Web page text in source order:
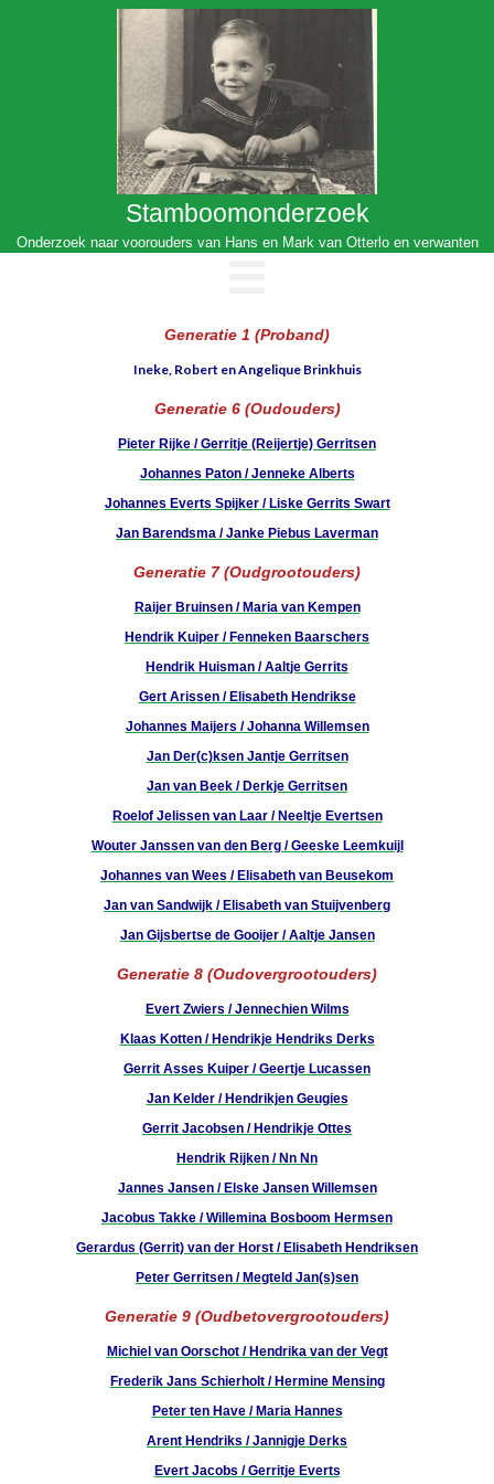
Generatie 1 (Proband)
Ineke, Robert en Angelique Brinkhuis
Generatie 6 (Oudouders)
Pieter Rijke / Gerritje (Reijertje) Gerritsen
Johannes Paton / Jenneke Alberts
Johannes Everts Spijker / Liske Gerrits Swart
Jan Barendsma / Janke Piebus Laverman
Generatie 7 (Oudgrootouders)
Raijer Bruinsen / Maria van Kempen
Hendrik Kuiper / Fenneken Baarschers
Hendrik Huisman / Aaltje Gerrits
Gert Arissen / Elisabeth Hendrikse
Johannes Maijers / Johanna Willemsen
Jan Der(c)ksen Jantje Gerritsen
Jan van Beek / Derkje Gerritsen
Roelof Jelissen van Laar / Neeltje Evertsen
Wouter Janssen van den Berg / Geeske Leemkuijl
Johannes van Wees / Elisabeth van Beusekom
Jan van Sandwijk / Elisabeth van Stuijvenberg
Jan Gijsbertse de Gooijer / Aaltje Jansen
Generatie 8 (Oudovergrootouders)
Evert Zwiers / Jennechien Wilms
Klaas Kotten / Hendrikje Hendriks Derks
Gerrit Asses Kuiper / Geertje Lucassen
Jan Kelder / Hendrikjen Geugies
Gerrit Jacobsen / Hendrikje Ottes
Hendrik Rijken / Nn Nn
Jannes Jansen / Elske Jansen Willemsen
Jacobus Takke / Willemina Bosboom Hermsen
Gerardus (Gerrit) van der Horst / Elisabeth Hendriksen
Peter Gerritsen / Megteld Jan(s)sen
Generatie 9 (Oudbetovergrootouders)
Michiel van Oorschot / Hendrika van der Vegt
Frederik Jans Schierholt / Hermine Mensing
Peter ten Have / Maria Hannes
Arent Hendriks / Jannigje Derks
Evert Jacobs / Gerritje Everts
Stamboomonderzoek
Onderzoek naar voorouders van Hans en Mark van Otterlo en verwanten